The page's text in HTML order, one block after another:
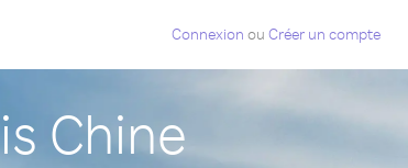
Connexion ou Créer un compte
Chine